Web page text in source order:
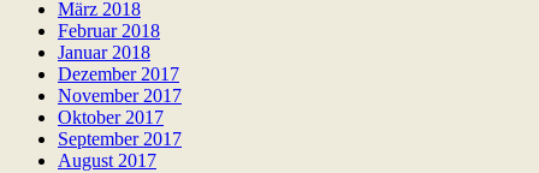
März 2018
Februar 2018
Januar 2018
Dezember 2017
November 2017
Oktober 2017
September 2017
August 2017